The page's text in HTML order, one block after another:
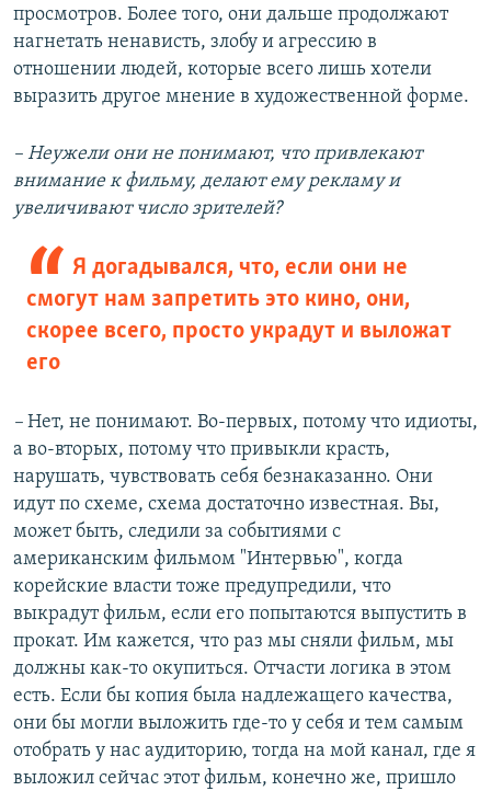
просмотров. Более того, они дальше продолжают
нагнетать ненависть, злобу и агрессию в
отношении людей, которые всего лишь хотели
выразить другое мнение в художественной форме.
– Неужели они не понимают, что привлекают
внимание к фильму, делают ему рекламу и
увеличивают число зрителей?
Я догадывался, что, если они не
смогут нам запретить это кино, они,
скорее всего, просто украдут и выложат
его
– Нет, не понимают. Во-первых, потому что идиоты,
а во-вторых, потому что привыкли красть,
нарушать, чувствовать себя безнаказанно. Они
идут по схеме, схема достаточно известная. Вы,
может быть, следили за событиями с
американским фильмом "Интервью", когда
корейские власти тоже предупредили, что
выкрадут фильм, если его попытаются выпустить в
прокат. Им кажется, что раз мы сняли фильм, мы
должны как-то окупиться. Отчасти логика в этом
есть. Если бы копия была надлежащего качества,
они бы могли выложить где-то у себя и тем самым
отобрать у нас аудиторию, тогда на мой канал, где я
выложил сейчас этот фильм, конечно же, пришло